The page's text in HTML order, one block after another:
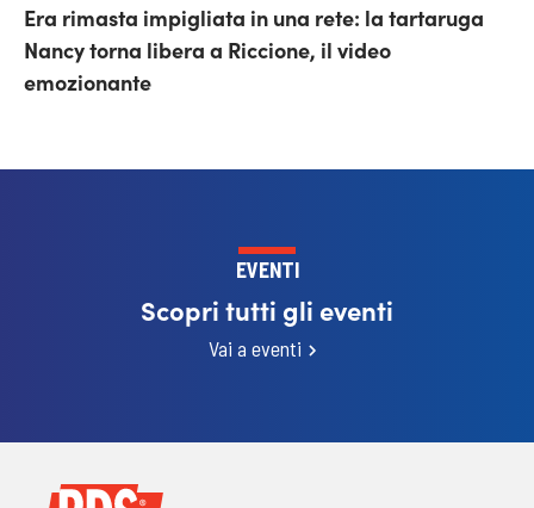
Era rimasta impigliata in una rete: la tartaruga
Nancy torna libera a Riccione, il video
emozionante
EVENTI
Scopri tutti gli eventi
Vai a eventi